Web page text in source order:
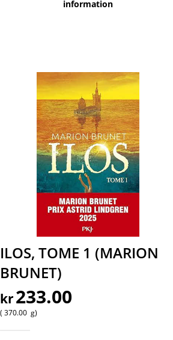
information
ILOS, TOME 1 (MARION
BRUNET)
kr233.00
370.00 g